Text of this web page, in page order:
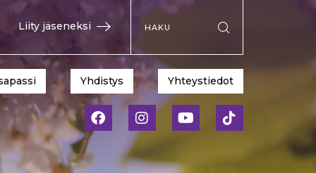
Liity jäseneksi
Hae sivustolta
Yhdistys Yhteystiedot